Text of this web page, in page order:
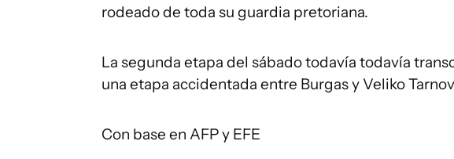
rodeado de toda su guardia pretoriana.
La segunda etapa del sábado todavía todavía
una etapa accidentada entre Burgas y Veliko
Con base en AFP y EFE